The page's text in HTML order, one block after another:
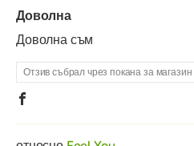
Доволна
Доволна съм
Отзив събрал чрез покана за магазин